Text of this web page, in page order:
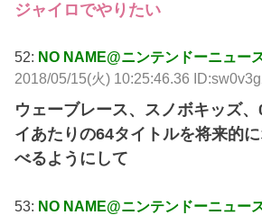
ジャイロでやりたい
52: NO NAME@ニンテンドーニュー
2018/05/15(火) 10:25:46.36
ウェーブレース、スノボキッズ
イあたりの64タイトルを将来的
べるようにして
53: NO NAME@ニンテンドーニュー